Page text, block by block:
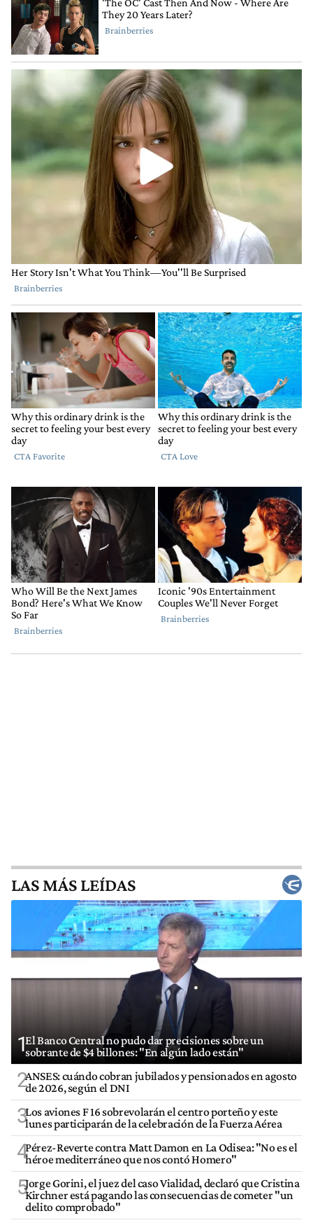
LAS MÁS LEÍDAS
1El Banco Central no pudo dar precisiones sobre un
sobrante de $4 billones: "En algún lado están"
2ANSES: cuándo cobran jubilados y pensionados en agosto
de 2026, según el DNI
3Los aviones F 16 sobrevolarán el centro porteño y este
lunes participarán de la celebración de la Fuerza Aérea
4Pérez-Reverte contra Matt Damon en La Odisea: "No es el
héroe mediterráneo que nos contó Homero"
5Jorge Gorini, el juez del caso Vialidad, declaró que Cristina
Kirchner está pagando las consecuencias de cometer "un
delito comprobado"